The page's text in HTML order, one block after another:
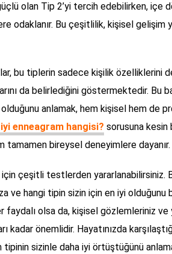
olan Tip 2’yi tercih edebilirken, içe
odaklanır. Bu çeşitlilik, kişisel gelişim
bu tiplerin sadece kişilik özelliklerini
da belirlediğini göstermektedir. Bu
anlamak, hem kişisel hem de
iyi enneagram hangisi? sorusuna kesin
tamamen bireysel deneyimlere dayanır.
çeşitli testlerden yararlanabilirsiniz.
ve hangi tipin sizin için en iyi olduğunu
faydalı olsa da, kişisel gözlemleriniz ve
önemlidir. Hayatınızda
sizinle daha iyi örtüştüğünü